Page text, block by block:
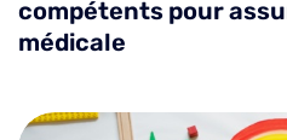
compétents pour
médicale